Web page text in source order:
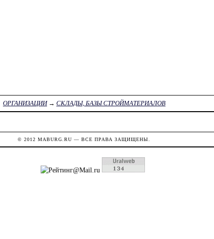
ОРГАНИЗАЦИИ→ СКЛАДЫ, БАЗЫ СТРОЙМАТЕРИАЛОВ
© 2012MABURG.RU — ВСЕ ПРАВА ЗАЩИЩЕНЫ.